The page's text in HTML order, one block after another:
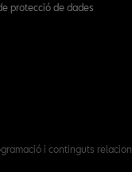
protecció de dades
i continguts